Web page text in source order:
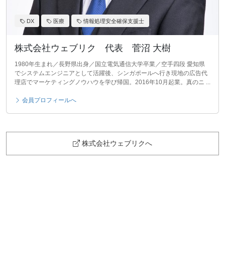
DX 医療 情報処理安全確保支援士
株式会社ウェブリク 代表 菅沼 大樹
1980年生まれ／長野県出身／国立電気通信大学卒業／空手四段 愛知県
でシステムエンジニアとして活躍後、シンガポールへ行き現地の広告代
理店でマーケティングノウハウを学び帰国。2016年10月起業。真のニ ...
会員プロフィールへ
株式会社ウェブリクへ